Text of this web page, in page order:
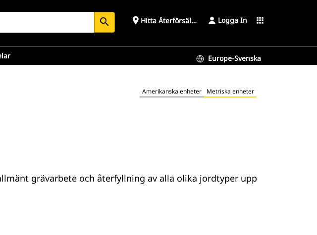
search place Hitta Återförsäljare Logga In apps
Europe-Svenska
Amerikanska enheter Metriska enheter
grävarbete och återfyllning av alla olika jordtyper upp